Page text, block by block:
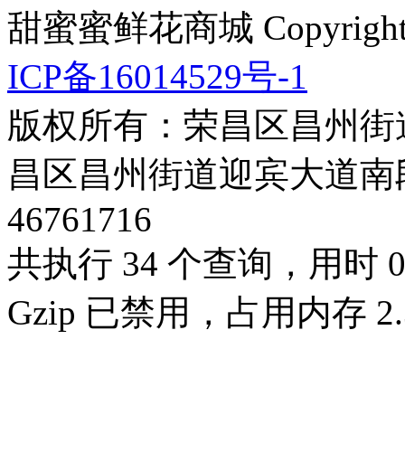
甜蜜蜜鲜花商城
ICP备16014529号-1
版权所有：荣昌区昌州
昌区昌州街道迎宾大道
46761716
共执行 34 个查询，用时
Gzip 已禁用，占用内存